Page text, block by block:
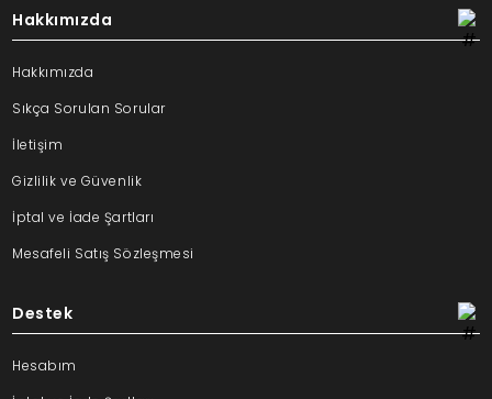
Hakkımızda
Hakkımızda
Sıkça Sorulan Sorular
İletişim
Gizlilik ve Güvenlik
İptal ve İade Şartları
Mesafeli Satış Sözleşmesi
Destek
Hesabım